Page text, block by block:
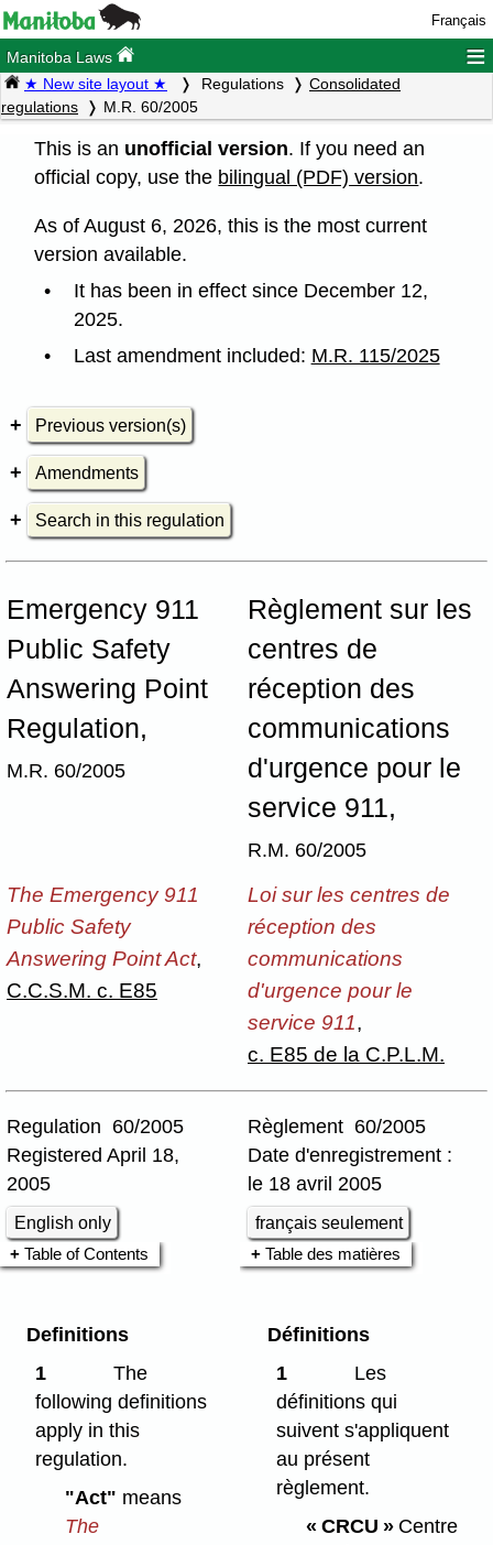
Français
Manitoba Laws ≡
★ New site layout ★ Regulations
Consolidated
regulations
M.R. 60/2005
This is an unofficial version. If you need an
official copy, use the bilingual (PDF) version.
As of August 6, 2026, this is the most current
version available.
It has been in effect since December 12,
2025.
Last amendment included: M.R. 115/2025
Previous version(s)
Amendments
Search in this regulation
Emergency 911
Public Safety
Answering Point
Regulation,
M.R. 60/2005
Règlement sur les
centres de
réception des
communications
d'urgence pour le
service 911,
R.M. 60/2005
The Emergency 911
Public Safety
Answering Point Act,
C.C.S.M. c. E85
Loi sur les centres de
réception des
communications
d'urgence pour le
service 911,
c. E85 de la C.P.L.M.
Regulation 60/2005
Registered April 18,
2005
English only
Règlement 60/2005
Date d'enregistrement :
le 18 avril 2005
français seulement
Table of Contents
Table des matières
Definitions
1
The
following definitions
apply in this
regulation.
"Act" means
The
Définitions
1
Les
définitions qui
suivent s'appliquent
au présent
règlement.
« CRCU »Centre